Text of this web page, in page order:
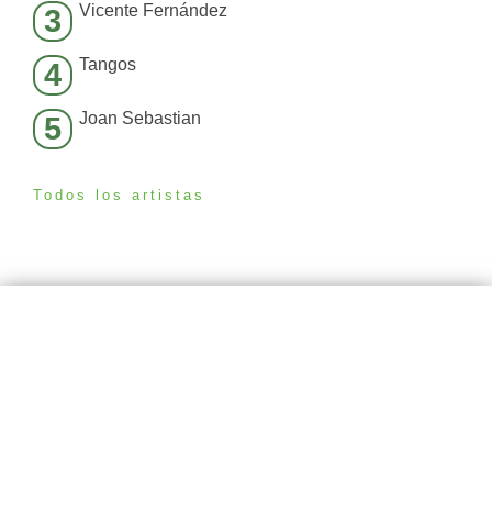
3 Vicente Fernández
4 Tangos
5 Joan Sebastian
Todos los artistas